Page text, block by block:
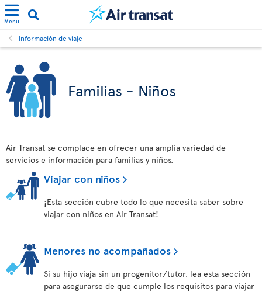
Menu
Información de viaje
Familias - Niños
Air Transat se complace en ofrecer una amplia variedad de
servicios e información para familias y niños.
Viajar con niños
¡Esta sección cubre todo lo que necesita saber sobre
viajar con niños en Air Transat!
Menores no acompañados
Si su hijo viaja sin un progenitor/tutor, lea esta sección
para asegurarse de que cumple los requisitos para viajar